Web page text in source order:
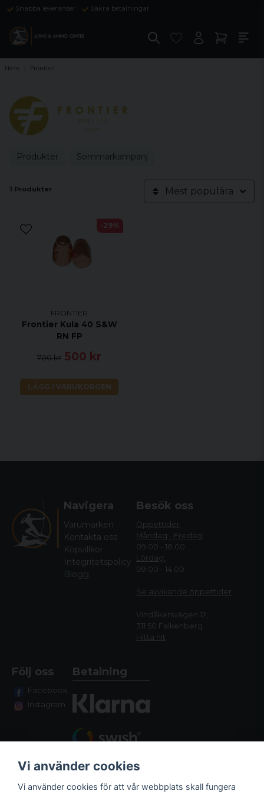
Snabba leveranser Säkra betalningar
Hem Frontier
Produkter Sommarkampanj
1 Produkter Mest populära
FRONTIER
Frontier Kula 40 S&W
RN FP
700 kr 500 kr
LÄGG I VARUKORGEN
-29%
Navigera
Varumärken
Kontakta oss
Köpvillkor
Integritetspolicy
Blogg
Besök oss
Öppettider
Måndag - Fredag:
09.00 - 18.00
Lördag:
09.00 - 14.00
Se avvikande öppettider
Vindåkersvägen 12,
311 50 Falkenberg
Hitta hit
Följ oss
Facebook
Instagram
Betalning
Vi använder cookies
Vi använder cookies för att vår webbplats skall fungera